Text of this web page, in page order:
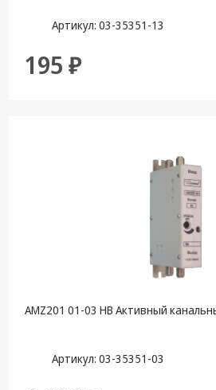
Артикул: 03-35351-13
195 ₽
AMZ201 01-03 HB Активный
Артикул: 03-35351-03